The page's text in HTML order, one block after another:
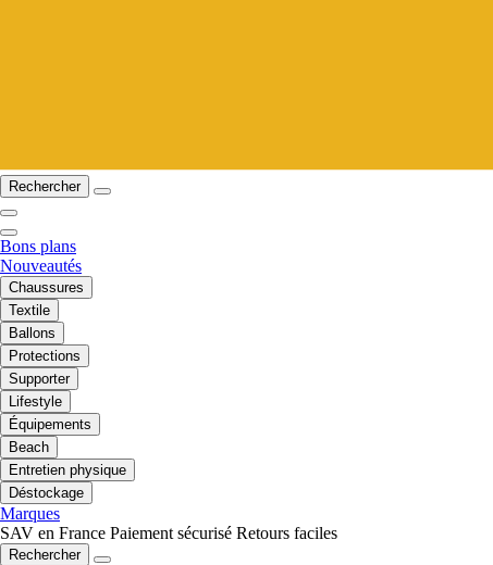
Rechercher
Bons plans
Nouveautés
Chaussures
Textile
Ballons
Protections
Supporter
Lifestyle
Équipements
Beach
Entretien physique
Déstockage
Marques
SAV en France Paiement sécurisé Retours faciles
Rechercher